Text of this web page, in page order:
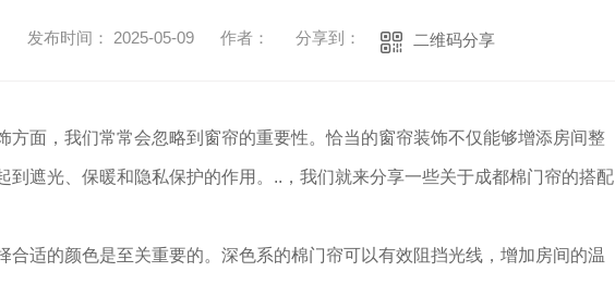
发布时间： 2025-05-09 作者： 分享到： 二维码分享
方面，我们常常会忽略到窗帘的重要性。恰当的窗帘装饰不仅能够增添房间整
到遮光、保暖和隐私保护的作用。..，我们就来分享一些关于成都棉门帘的搭配
合适的颜色是至关重要的。深色系的棉门帘可以有效阻挡光线，增加房间的温